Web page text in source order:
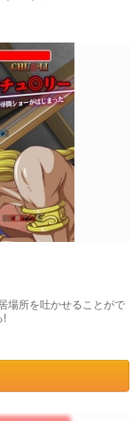
場所を吐かせることがで
!